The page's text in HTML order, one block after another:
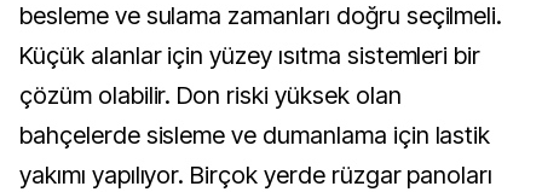
besleme ve sulama zamanları doğru seçilmeli.
Küçük alanlar için yüzey ısıtma sistemleri bir
çözüm olabilir. Don riski yüksek olan
bahçelerde sisleme ve dumanlama için lastik
yakımı yapılıyor. Birçok yerde rüzgar panoları